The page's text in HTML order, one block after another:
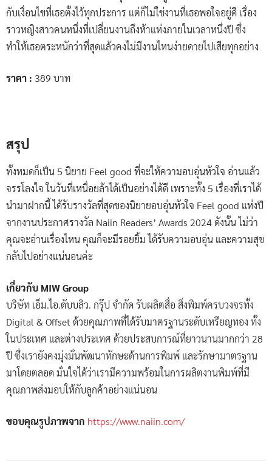
กับเงื่อนไขที่เธอตั้งไว้ทุกประการ แต่ก็ไม่ใช่งานที่เธอพอใจอยู่ดี เรื่อง
ราวหญิงสาวคนหนึ่งที่เปลี่ยนงานถึงห้าแห่งภายในเวลาหนึ่งปี ซึ่ง
ทำให้เธอตระหนักว่าที่สุดแล้วคงไม่มีงานไหนง่ายดายไปเสียทุกอย่าง
ราคา : 389 บาท
สรุป
ทั้งหมดก็เป็น 5 นิยาย Feel good ที่จะให้ความอบอุ่นหัวใจ อ่านแล้ว
จรรโลงใจ ในวันที่เหนื่อยล้าได้เป็นอย่างได้ดี เพราะทั้ง 5 เรื่องที่เราได้
นำมาฝากนี้ ได้รับรางวัลที่สุดของนิยายอบอุ่นหัวใจ Feel good แห่งปี
จากงานประกาศรางวัล Naiin Readers’ Awards 2024 ดังนั้น ไม่ว่า
คุณจะอ่านเรื่องไหน คุณก็จะมีรอยยิ้ม ได้รับความอบอุ่น และความสุข
กลับไปอย่างแน่นอนค่ะ
เกี่ยวกับ MIW Group
บริษัท เอ็ม.ไอ.ดับบลิว. กรุ๊ป จำกัด รับผลิตสื่อ สิ่งพิมพ์ครบวงจรทั้ง
Digital & Offset ด้วยคุณภาพที่ได้รับมาตรฐานระดับเหรียญทอง ทั้ง
ในประเทศ และต่างประเทศ ด้วยประสบการณ์ที่ยาวนานมากกว่า 28
ปี ซึ่งเรายังคงมุ่งมั่นพัฒนาทักษะด้านการพิมพ์ และรักษามาตรฐาน
มาโดยตลอด มั่นใจได้ว่าเรามีความพร้อมในการผลิตงานพิมพ์ที่มี
คุณภาพส่งมอบให้กับลูกค้าอย่างแน่นอน
ขอบคุณรูปภาพจาก https://www.naiin.com/